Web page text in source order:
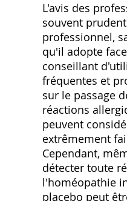
L'avis des
souvent
professionnel,
qu'il adopte
conseillant
fréquentes et
sur le passage
réactions
peuvent
extrêmement
Cependant,
détecter toute
l'homéopathie
placebo peut